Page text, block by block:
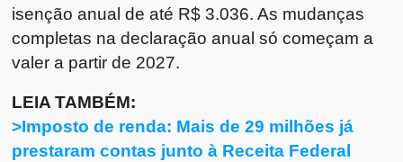
isenção anual de até R$ 3.036. As mudanças
completas na declaração anual só começam a
valer a partir de 2027.
LEIA TAMBÉM:
>Imposto de renda: Mais de 29 milhões já
prestaram contas junto à Receita Federal